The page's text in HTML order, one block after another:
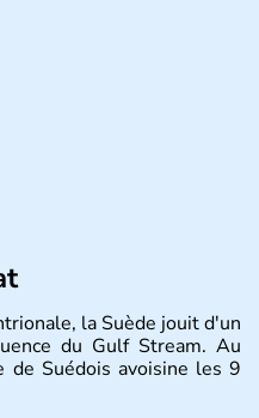
la Suède jouit d'un
du Gulf Stream. Au
de Suédois avoisine les 9